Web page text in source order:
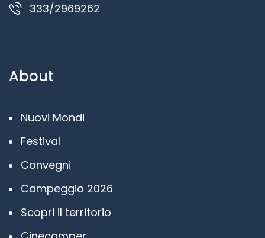
333/2969262
About
Nuovi Mondi
Festival
Convegni
Campeggio 2026
Scopri il territorio